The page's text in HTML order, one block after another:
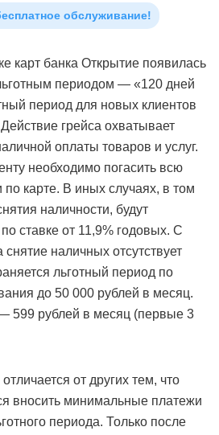
обслуживание!
карт банка Открытие появилась
периодом — «120 дней
период для новых клиентов
грейса охватывает
оплаты товаров и услуг.
необходимо погасить всю
карте. В иных случаях, в том
наличности, будут
ставке от 11,9% годовых. С
наличных отсутствует
льготный период по
до 50 000 рублей в месяц.
599 рублей в месяц (первые 3
от других тем, что
вносить минимальные платежи
периода. Только после